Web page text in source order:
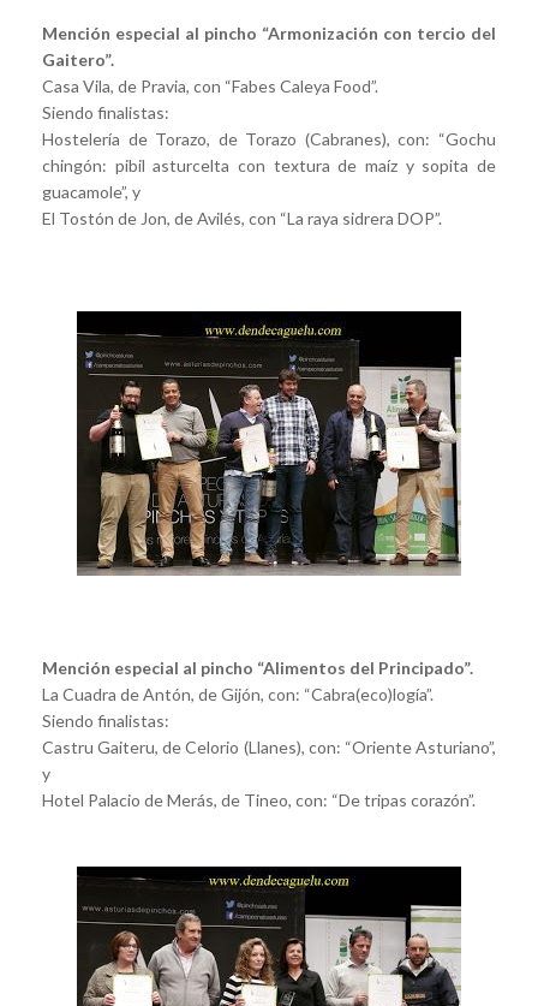
Mención especial al pincho “Armonización con tercio del
Gaitero”.
Casa Vila, de Pravia, con “Fabes Caleya Food”.
Siendo finalistas:
Hostelería de Torazo, de Torazo (Cabranes), con: “Gochu
chingón: pibil asturcelta con textura de maíz y sopita de
guacamole”, y
El Tostón de Jon, de Avilés, con “La raya sidrera DOP”.
Mención especial al pincho “Alimentos del Principado”.
La Cuadra de Antón, de Gijón, con: “Cabra(eco)logía”.
Siendo finalistas:
Castru Gaiteru, de Celorio (Llanes), con: “Oriente Asturiano”,
y
Hotel Palacio de Merás, de Tineo, con: “De tripas corazón”.